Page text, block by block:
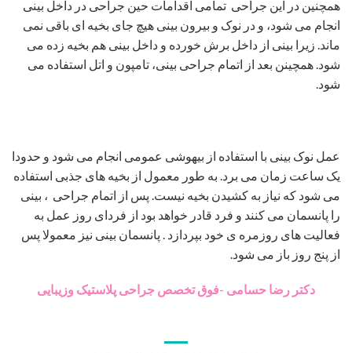
همچنین در این جراحی تمامی اقدامات حین جراحی در داخل بینی
انجام می شود، و در نوک و بیرون بینی هیچ جای بخیه ای باقی نمی
ماند. زیرا بینی از داخل برش خورده و داخل بینی هم بخیه زده می
شود. همچینن بعد از اتمام جراحی بینی، تامپون و اتل استفاده می
شود.
عمل نوک بینی با استفاده از بیهوشی عمومی انجام می شود و حدودا
یک ساعت زمان می برد. به طور معمول از بخیه های جذبی استفاده
می شود که نیاز به کشیدن بخیه نیست. پس از اتمام جراحی ، بینی
را پانسمان می کنند و فرد قادر خواهد بود از فردای روز عمل به
فعالیت های روزمره ی خود بپردازد . پانسمان بینی نیز معمولا پس
از پنج روز باز می شود.
دکتر رضا حسامی -فوق تخصص جراحی پلاستیک وزیبایی